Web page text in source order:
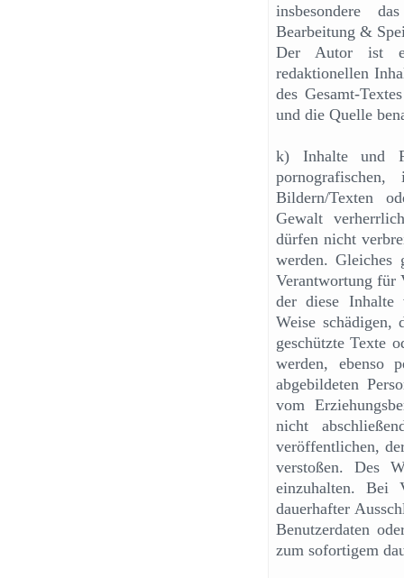
insbesondere
Bearbeitung &
Der Autor ist
redaktionellen
des Gesamt-
und die Quelle
k) Inhalte und
pornografischen,
Bildern/Texten
Gewalt
dürfen nicht
werden. Gleiches
Verantwortung für
der diese Inhalte
Weise schädigen,
geschützte Texte
werden, ebenso
abgebildeten
vom
nicht
veröffentlichen,
verstoßen. Des
einzuhalten. Bei
dauerhafter
Benutzerdaten
zum sofortigem